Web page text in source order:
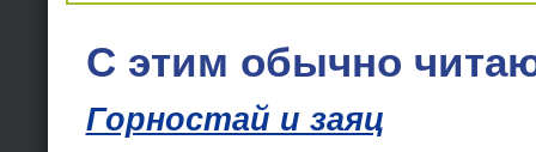
С этим обычно
Горностай и заяц